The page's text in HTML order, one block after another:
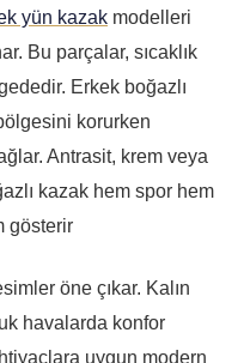
yün kazak modelleri
Bu parçalar, sıcaklık
Erkek boğazlı
korurken
Antrasit, krem veya
kazak hem spor hem
gösterir
öne çıkar. Kalın
havalarda konfor
uygun modern